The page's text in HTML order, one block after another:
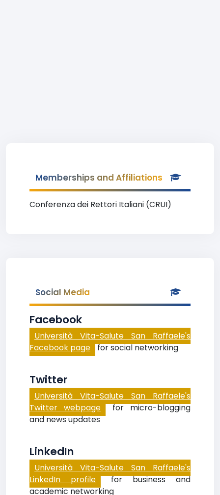
Memberships and Affiliations
Conferenza dei Rettori Italiani (CRUI)
Social Media
Facebook
Università Vita-Salute San Raffaele's
Facebook page for social networking
Twitter
Università Vita-Salute San Raffaele's
Twitter webpage for micro-blogging
and news updates
LinkedIn
Università Vita-Salute San Raffaele's
LinkedIn profile for business and
academic networking